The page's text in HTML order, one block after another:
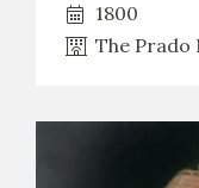
ARASAAC
1800
The Prado